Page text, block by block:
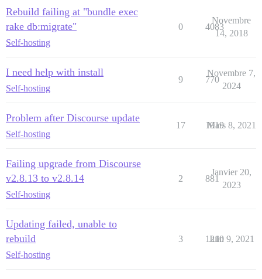
  before_bundle_exec:
- exec: ln -s /multisite/multisite.yml $home/
- exec: cd /var/www/discourse && sudo -E -u
## Toute commande personnalisée à exécuter après la
## Si vous souhaitez définir l'adresse e-mail
## Après avoir reçu le premier e-mail
#- exec: rails r
Rebuild failing at "bundle exec
rake db:migrate"
Self-hosting
0 4083
Novembre
14, 2018
I need help with install
Self-hosting
9 770
Novembre 7,
2024
Problem after Discourse update
Self-hosting
17 1919
Mars 8, 2021
Failing upgrade from Discourse
v2.8.13 to v2.8.14
Self-hosting
2 881
Janvier 20,
2023
Updating failed, unable to
rebuild
Self-hosting
3 1210
Juin 9, 2021